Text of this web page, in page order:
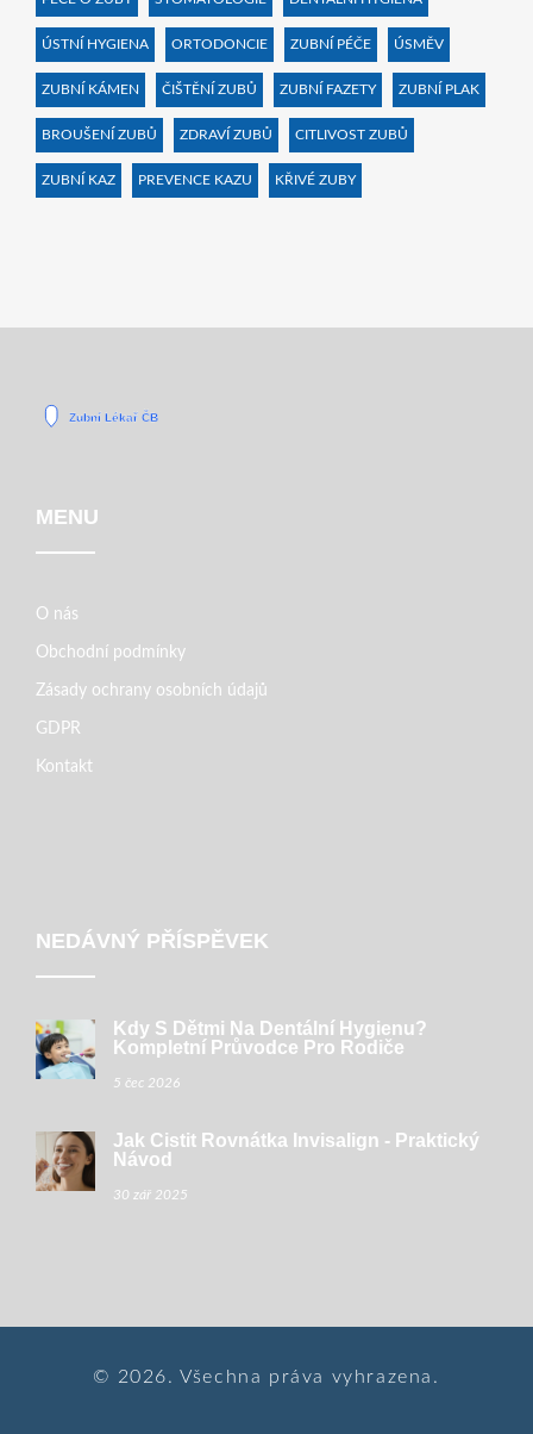
ÚSTNÍ HYGIENA ORTODONCIE ZUBNÍ PÉČE ÚSMĚV
ZUBNÍ KÁMEN ČIŠTĚNÍ ZUBŮ ZUBNÍ FAZETY ZUBNÍ PLAK
BROUŠENÍ ZUBŮ ZDRAVÍ ZUBŮ CITLIVOST ZUBŮ
ZUBNÍ KAZ PREVENCE KAZU KŘIVÉ ZUBY
MENU
O nás
Obchodní podmínky
Zásady ochrany osobních údajů
GDPR
Kontakt
NEDÁVNÝ PŘÍSPĚVEK
Kdy S Dětmi Na Dentální Hygienu?
Kompletní Průvodce Pro Rodiče
5 čec 2026
Jak Čistit Rovnátka Invisalign - Praktický
Návod
30 zář 2025
© 2026. Všechna práva vyhrazena.